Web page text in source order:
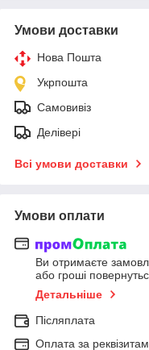
Умови доставки
Нова Пошта
Укрпошта
Самовивіз
Делівері
Всі умови доставки
Умови оплати
Ви отримаєте
або гроші
Детальніше
Післяплата
Оплата за